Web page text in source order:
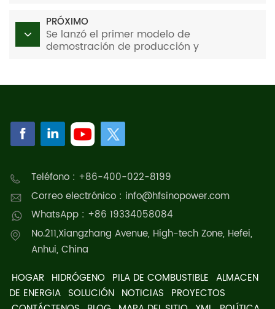
oficialmente a operación comercial
PRÓXIMO
Se lanzó el primer modelo de
demostración de producción y
Teléfono : +86-400-022-8199
Correo electrónico : info@hfsinopower.com
WhatsApp : +86 19334058084
No.211,Xiangzhang Avenue, High-tech Zone, Hefei,
Anhui, China
HOGAR HIDRÓGENO PILA DE COMBUSTIBLE ALMACEN
DE ENERGIA SOLUCIÓN NOTICIAS PROYECTOS